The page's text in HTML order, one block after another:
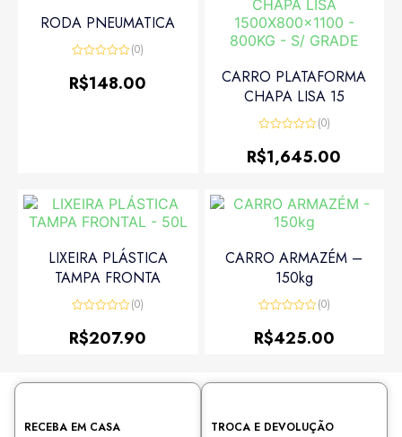
RODA PNEUMATICA
0
de
(0)
R$148.00
CARRO PLATAFORMA
CHAPA LISA 15
0
de
(0)
R$1,645.00
LIXEIRA PLÁSTICA
TAMPA FRONTA
0
de
(0)
R$207.90
CARRO ARMAZÉM –
150kg
0
de
(0)
R$425.00
RECEBA EM CASA TROCA E DEVOLUÇÃO